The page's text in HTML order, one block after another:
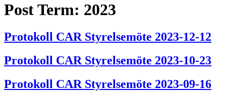
Post Term: 2023
Protokoll CAR Styrelsemöte 2023-12-12
Protokoll CAR Styrelsemöte 2023-10-23
Protokoll CAR Styrelsemöte 2023-09-16